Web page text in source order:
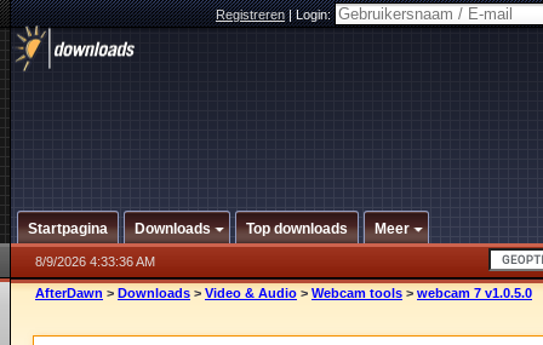
Registreren|Login:
Startpagina Downloads Top downloads Meer
8/9/2026 4:33:36 AM
AfterDawn > Downloads > Video & Audio > Webcam tools > webcam 7 v1.0.5.0